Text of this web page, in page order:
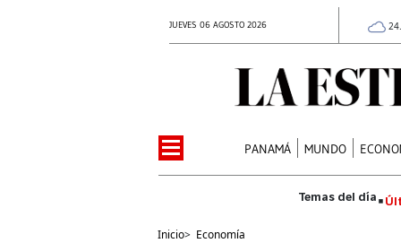
JUEVES 06 AGOSTO 2026
PANAMÁ MUNDO
Inicio> Economía